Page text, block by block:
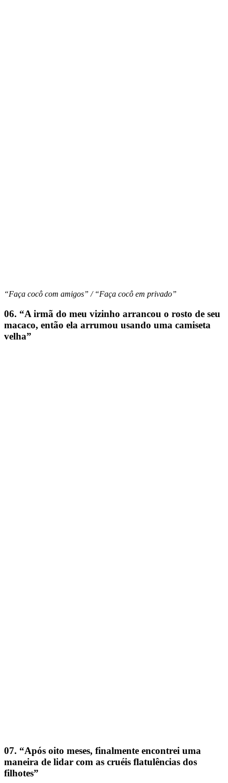
“Faça cocô com amigos” / “Faça cocô em privado”
06. “A irmã do meu vizinho arrancou o rosto de seu
macaco, então ela arrumou usando uma camiseta
velha”
07. “Após oito meses, finalmente encontrei uma
maneira de lidar com as cruéis flatulências dos
filhotes”